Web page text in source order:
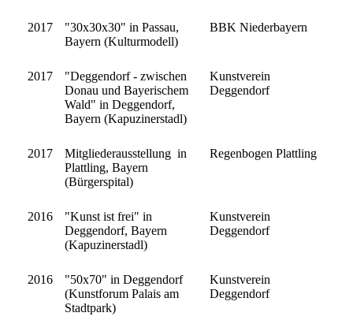
2017
"30x30x30" in Passau,
Bayern (Kulturmodell)
BBK Niederbayern
2017
"Deggendorf - zwischen
Donau und Bayerischem
Wald" in Deggendorf,
Bayern (Kapuzinerstadl)
Kunstverein
Deggendorf
2017
Mitgliederausstellung in
Plattling, Bayern
(Bürgerspital)
Regenbogen Plattling
2016
"Kunst ist frei" in
Deggendorf, Bayern
(Kapuzinerstadl)
Kunstverein
Deggendorf
2016
"50x70" in Deggendorf
(Kunstforum Palais am
Stadtpark)
Kunstverein
Deggendorf